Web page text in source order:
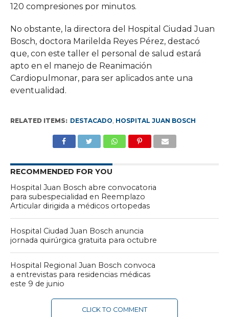
120 compresiones por minutos.
No obstante, la directora del Hospital Ciudad Juan
Bosch, doctora Marilelda Reyes Pérez, destacó
que, con este taller el personal de salud estará
apto en el manejo de Reanimación
Cardiopulmonar, para ser aplicados ante una
eventualidad.
RELATED ITEMS: DESTACADO, HOSPITAL JUAN BOSCH
RECOMMENDED FOR YOU
Hospital Juan Bosch abre convocatoria
para subespecialidad en Reemplazo
Articular dirigida a médicos ortopedas
Hospital Ciudad Juan Bosch anuncia
jornada quirúrgica gratuita para octubre
Hospital Regional Juan Bosch convoca
a entrevistas para residencias médicas
este 9 de junio
CLICK TO COMMENT